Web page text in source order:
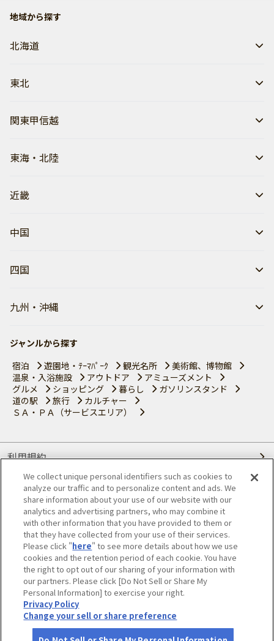
地域から探す
北海道
東北
関東甲信越
東海・北陸
近畿
中国
四国
九州・沖縄
ジャンルから探す
宿泊
遊園地・ﾃｰﾏﾊﾟｰｸ 観光名所
美術館、博物館
温泉・入浴施設
アウトドア
アミューズメント
グルメ
ショッピング 暮らし
ガソリンスタンド
道の駅
旅行
カルチャー
ＳＡ・ＰＡ（サービスエリア）
利用規約
個人情報の取り扱いについて
会員優待サービスの提携をご検討の方へ
JAFホームページ
© JAPAN AUTOMOBILE FEDERATION. All rights reserved.
We collect unique personal identifiers such as cookies to
analyze our traffic and to personalize content and ads. We
share information about your use of our website with our
analytics and advertising partners, who may combine it
with other information that you have provided to them or
that they have collected from your use of their services.
Please click "here" to see more details about how we use
cookies and the retention period of each cookie. You have
the right to opt out of our sharing of your information with
our partners. Please click [Do Not Sell or Share My
Personal Information] to exercise your right.
Privacy Policy
Change your sell or share preference